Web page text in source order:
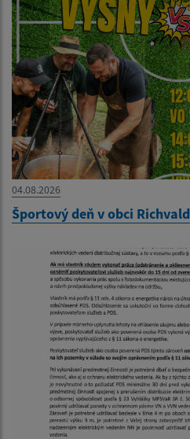
04.08.2026
Športový deň v obci Richvald